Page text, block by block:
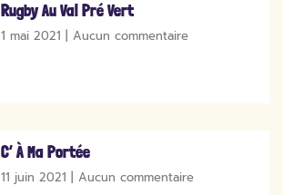
Rugby Au Val Pré Vert
1 mai 2021 Aucun commentaire
C’ À Ma Portée
11 juin 2021 Aucun commentaire